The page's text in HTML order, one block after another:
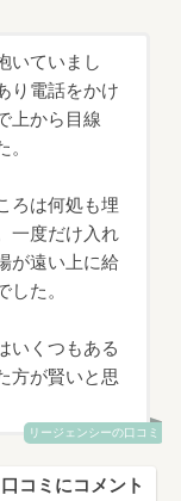
いていまし
り電話をかけ
上から目線
。
ろは何処も埋
一度だけ入れ
が遠い上に給
した。
いくつもある
方が賢いと思
リージェンシーの口コミ
口コミにコメント